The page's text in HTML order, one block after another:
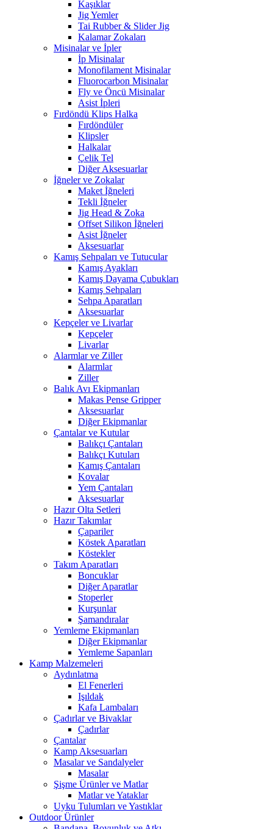
Kaşıklar
Jig Yemler
Tai Rubber & Slider Jig
Kalamar Zokaları
Misinalar ve İpler
İp Misinalar
Monofilament Misinalar
Fluorocarbon Misinalar
Fly ve Öncü Misinalar
Asist İpleri
Fırdöndü Klips Halka
Fırdöndüler
Klipsler
Halkalar
Çelik Tel
Diğer Aksesuarlar
İğneler ve Zokalar
Maket İğneleri
Tekli İğneler
Jig Head & Zoka
Offset Silikon İğneleri
Asist İğneler
Aksesuarlar
Kamış Sehpaları ve Tutucular
Kamış Ayakları
Kamış Dayama Çubukları
Kamış Sehpaları
Sehpa Aparatları
Aksesuarlar
Kepçeler ve Livarlar
Kepçeler
Livarlar
Alarmlar ve Ziller
Alarmlar
Ziller
Balık Avı Ekipmanları
Makas Pense Gripper
Aksesuarlar
Diğer Ekipmanlar
Çantalar ve Kutular
Balıkçı Çantaları
Balıkçı Kutuları
Kamış Çantaları
Kovalar
Yem Çantaları
Aksesuarlar
Hazır Olta Setleri
Hazır Takımlar
Çapariler
Köstek Aparatları
Köstekler
Takım Aparatları
Boncuklar
Diğer Aparatlar
Stoperler
Kurşunlar
Şamandıralar
Yemleme Ekipmanları
Diğer Ekipmanlar
Yemleme Sapanları
Kamp Malzemeleri
Aydınlatma
El Fenerleri
Işıldak
Kafa Lambaları
Çadırlar ve Bivaklar
Çadırlar
Çantalar
Kamp Aksesuarları
Masalar ve Sandalyeler
Masalar
Şişme Ürünler ve Matlar
Matlar ve Yataklar
Uyku Tulumları ve Yastıklar
Outdoor Ürünler